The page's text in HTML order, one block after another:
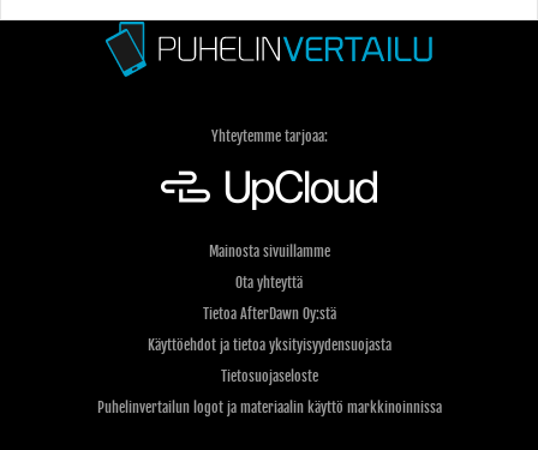
Yhteytemme tarjoaa:
Mainosta sivuillamme
Ota yhteyttä
Tietoa AfterDawn Oy:stä
Käyttöehdot ja tietoa yksityisyydensuojasta
Tietosuojaseloste
Puhelinvertailun logot ja materiaalin käyttö markkinoinnissa